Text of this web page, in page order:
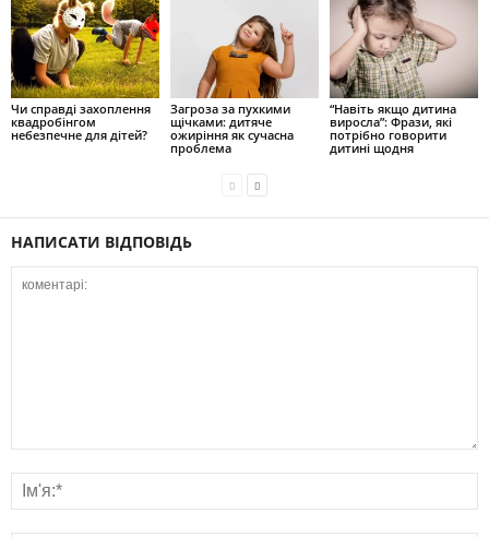
Чи справді захоплення
квадробінгом
небезпечне для дітей?
Загроза за пухкими
щічками: дитяче
ожиріння як сучасна
проблема
“Навіть якщо дитина
виросла”: Фрази, які
потрібно говорити
дитині щодня
НАПИСАТИ ВІДПОВІДЬ